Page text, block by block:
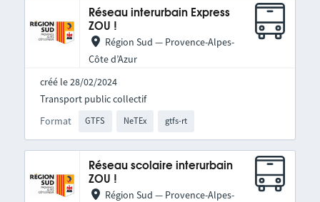
Réseau interurbain Express
ZOU !
Région Sud — Provence-Alpes-
Côte d’Azur
créé le 28/02/2024
Format GTFS NeTEx gtfs-rt
Transport public collectif
Réseau scolaire interurbain
ZOU !
Région Sud — Provence-Alpes-